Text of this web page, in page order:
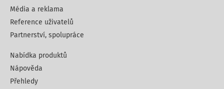
Média a reklama
Reference uživatelů
Partnerství, spolupráce
Nabídka produktů
Nápověda
Přehledy